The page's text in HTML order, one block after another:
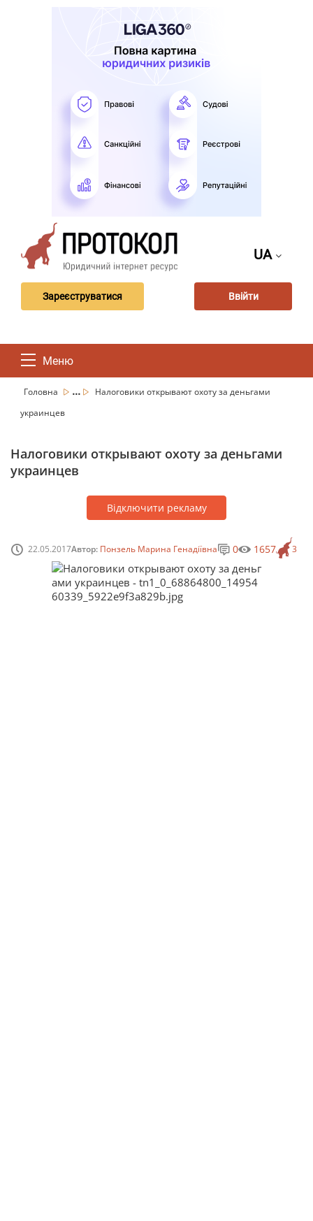
UA
Зареєструватися Ввійти
Меню
Головна ...
Налоговики открывают охоту за деньгами
украинцев
Налоговики открывают охоту за деньгами
украинцев
Відключити рекламу
22.05.2017Автор: Понзель Марина Генадіївна 3
0 1657